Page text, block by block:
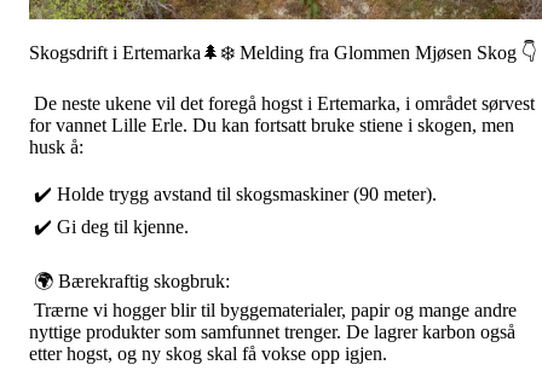
Skogsdrift i Ertemarka🌲❄️ Melding fra Glommen Mjøsen Skog 👇
De neste ukene vil det foregå hogst i Ertemarka, i området sørvest
for vannet Lille Erle. Du kan fortsatt bruke stiene i skogen, men
husk å:
✔️ Holde trygg avstand til skogsmaskiner (90 meter).
✔️ Gi deg til kjenne.
🌍 Bærekraftig skogbruk:
Trærne vi hogger blir til byggematerialer, papir og mange andre
nyttige produkter som samfunnet trenger. De lagrer karbon også
etter hogst, og ny skog skal få vokse opp igjen.